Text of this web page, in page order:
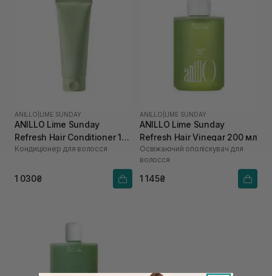
ANILLO LIME SUNDAY
ANILLO Lime Sunday
Refresh Hair Conditioner 150
мл
Кондиціонер для волосся
1 030₴
ANILLO LIME SUNDAY
ANILLO Lime Sunday
Refresh Hair Vinegar 200 мл
Освіжаючий ополіскувач для
волосся
1 145₴